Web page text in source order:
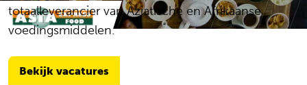
totaalleverancier van Aziatische en Afrikaanse
voedingsmiddelen.
Bekijk vacatures